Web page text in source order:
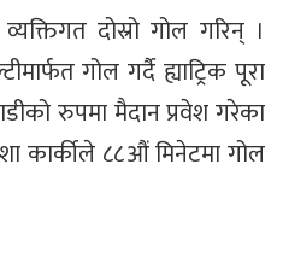
दोस्रो गोल गरिन् ।
गोल गर्दै ह्याट्रिक पूरा
रुपमा मैदान प्रवेश गरेका
कार्कीले ८८औं मिनेटमा गोल